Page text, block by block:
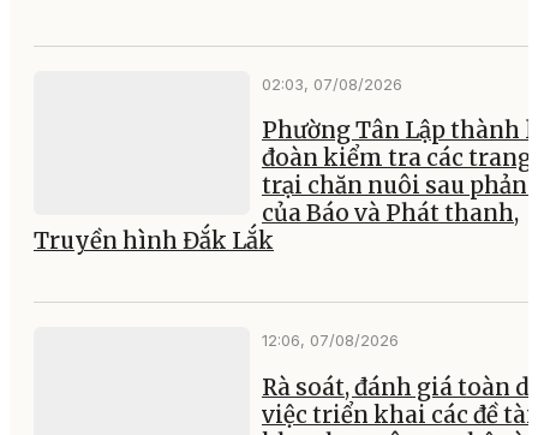
02:03, 07/08/2026
Phường Tân Lập thành
đoàn kiểm tra các trang
trại chăn nuôi sau phản
của Báo và Phát thanh,
Truyền hình Đắk Lắk
12:06, 07/08/2026
Rà soát, đánh giá toàn
việc triển khai các đề tài